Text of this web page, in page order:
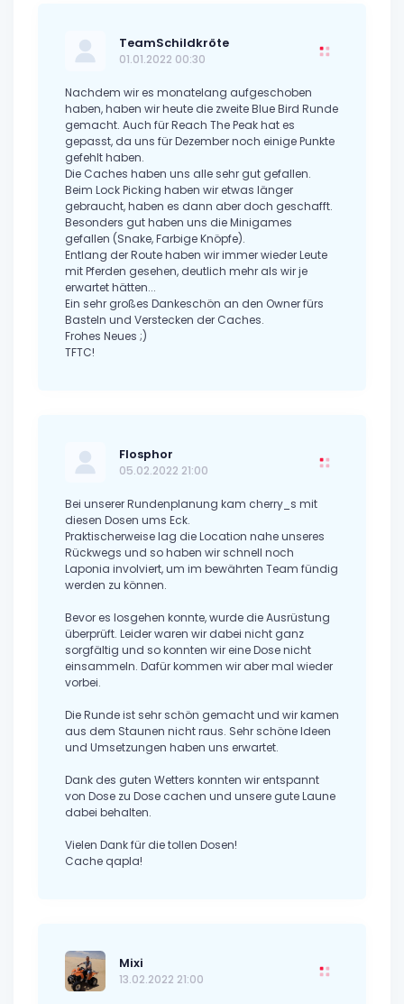
TeamSchildkröte
01.01.2022 00:30
Nachdem wir es monatelang aufgeschoben
haben, haben wir heute die zweite Blue Bird Runde
gemacht. Auch für Reach The Peak hat es
gepasst, da uns für Dezember noch einige Punkte
gefehlt haben.
Die Caches haben uns alle sehr gut gefallen.
Beim Lock Picking haben wir etwas länger
gebraucht, haben es dann aber doch geschafft.
Besonders gut haben uns die Minigames
gefallen (Snake, Farbige Knöpfe).
Entlang der Route haben wir immer wieder Leute
mit Pferden gesehen, deutlich mehr als wir je
erwartet hätten...
Ein sehr großes Dankeschön an den Owner fürs
Basteln und Verstecken der Caches.
Frohes Neues ;)
TFTC!
Flosphor
05.02.2022 21:00
Bei unserer Rundenplanung kam cherry_s mit
diesen Dosen ums Eck.
Praktischerweise lag die Location nahe unseres
Rückwegs und so haben wir schnell noch
Laponia involviert, um im bewährten Team fündig
werden zu können.
Bevor es losgehen konnte, wurde die Ausrüstung
überprüft. Leider waren wir dabei nicht ganz
sorgfältig und so konnten wir eine Dose nicht
einsammeln. Dafür kommen wir aber mal wieder
vorbei.
Die Runde ist sehr schön gemacht und wir kamen
aus dem Staunen nicht raus. Sehr schöne Ideen
und Umsetzungen haben uns erwartet.
Dank des guten Wetters konnten wir entspannt
von Dose zu Dose cachen und unsere gute Laune
dabei behalten.
Vielen Dank für die tollen Dosen!
Cache qapla!
Mixi
13.02.2022 21:00